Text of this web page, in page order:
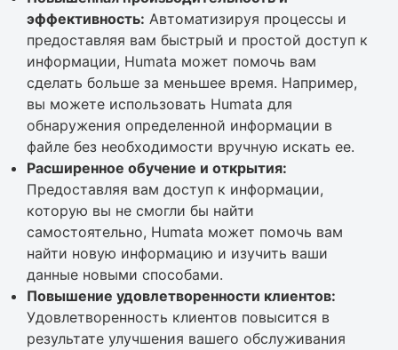
эффективность: Автоматизируя процессы и
предоставляя вам быстрый и простой доступ к
информации, Humata может помочь вам
сделать больше за меньшее время. Например,
вы можете использовать Humata для
обнаружения определенной информации в
файле без необходимости вручную искать ее.
Расширенное обучение и открытия:
Предоставляя вам доступ к информации,
которую вы не смогли бы найти
самостоятельно, Humata может помочь вам
найти новую информацию и изучить ваши
данные новыми способами.
Повышение удовлетворенности клиентов:
Удовлетворенность клиентов повысится в
результате улучшения вашего обслуживания